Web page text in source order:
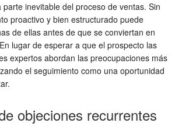
inevitable del proceso de ventas. Sin
proactivo y bien estructurado puede
de ellas antes de que se conviertan en
lugar de esperar a que el prospecto las
expertos abordan las preocupaciones más
el seguimiento como una oportunidad
objeciones recurrentes